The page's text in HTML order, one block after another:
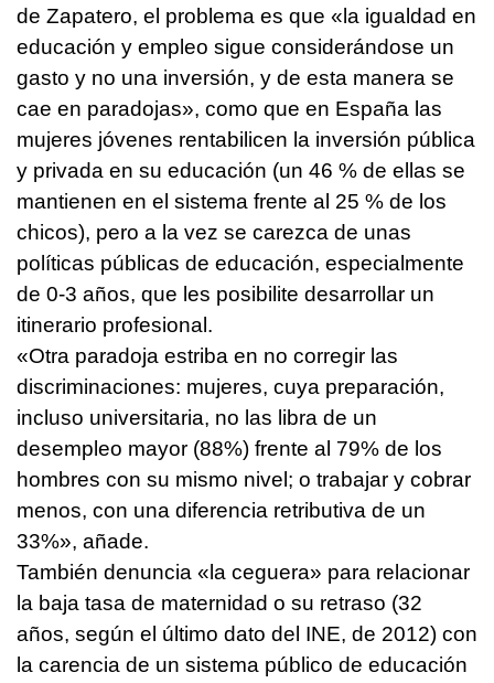
de Zapatero, el problema es que «la igualdad en
educación y empleo sigue considerándose un
gasto y no una inversión, y de esta manera se
cae en paradojas», como que en España las
mujeres jóvenes rentabilicen la inversión pública
y privada en su educación (un 46 % de ellas se
mantienen en el sistema frente al 25 % de los
chicos), pero a la vez se carezca de unas
políticas públicas de educación, especialmente
de 0-3 años, que les posibilite desarrollar un
itinerario profesional.
«Otra paradoja estriba en no corregir las
discriminaciones: mujeres, cuya preparación,
incluso universitaria, no las libra de un
desempleo mayor (88%) frente al 79% de los
hombres con su mismo nivel; o trabajar y cobrar
menos, con una diferencia retributiva de un
33%», añade.
También denuncia «la ceguera» para relacionar
la baja tasa de maternidad o su retraso (32
años, según el último dato del INE, de 2012) con
la carencia de un sistema público de educación